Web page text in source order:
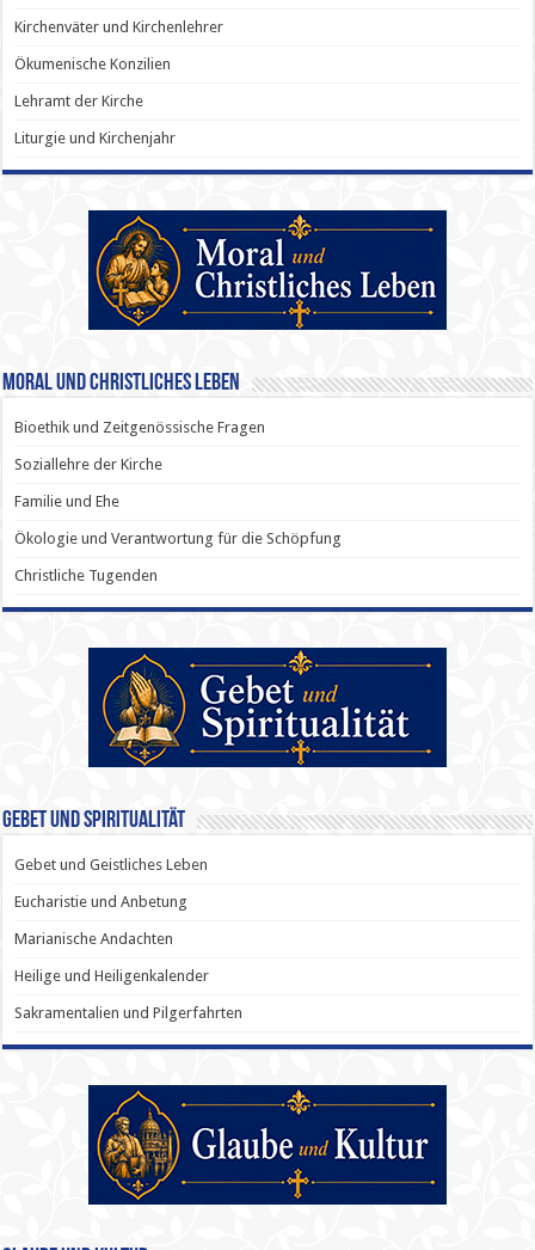
Kirchenväter und Kirchenlehrer
Ökumenische Konzilien
Lehramt der Kirche
Liturgie und Kirchenjahr
Moral und Christliches Leben
Bioethik und Zeitgenössische Fragen
Soziallehre der Kirche
Familie und Ehe
Ökologie und Verantwortung für die Schöpfung
Christliche Tugenden
Gebet und Spiritualität
Gebet und Geistliches Leben
Eucharistie und Anbetung
Marianische Andachten
Heilige und Heiligenkalender
Sakramentalien und Pilgerfahrten